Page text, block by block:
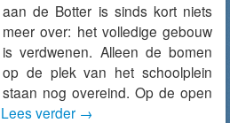
aan de Botter is sinds kort niets
meer over: het volledige gebouw
is verdwenen. Alleen de bomen
op de plek van het schoolplein
staan nog overeind. Op de open
Lees verder →